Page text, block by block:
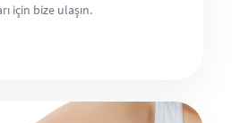
için bize ulaşın.